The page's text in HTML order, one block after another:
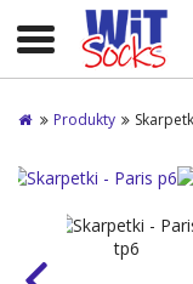
Produkty